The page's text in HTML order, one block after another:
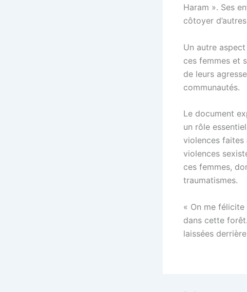
Haram ». Ses
côtoyer
Un autre
ces femmes et
de leurs
communautés.
Le document
un rôle
violences faites
violences
ces femmes,
traumatismes.
« On me
dans cette
laissées